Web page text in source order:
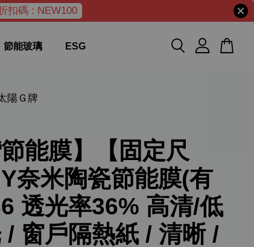
扣碼 : NEW100
節能玻璃 ESG
陽Ｇ牌
節能膜】【固定尺
奈米陶瓷節能膜(有
透光率36% 高清/低
/ 窗戶隔熱紙 / 清晰 /